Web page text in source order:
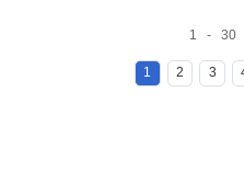
1 - 30
1 2 3